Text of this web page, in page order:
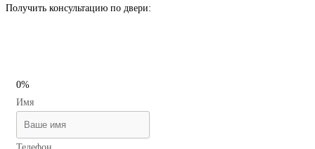
Получить консультацию по двери:
0%
Имя